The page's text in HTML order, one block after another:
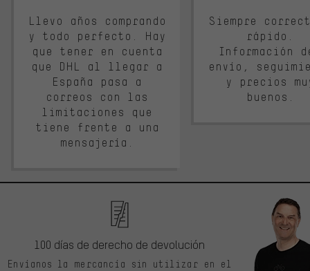
Llevo años comprando
y todo perfecto. Hay
que tener en cuenta
que DHL al llegar a
España pasa a
correos con las
limitaciones que
tiene frente a una
mensajería.
Siempre
rápido.
Información
envío,
y precios
buenos.
100 días de derecho de devolución
Envíanos la mercancía sin utilizar en el